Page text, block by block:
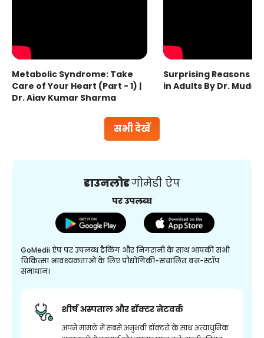
सभी देखें
Metabolic Syndrome: Take
Care of Your Heart (Part - 1) |
Dr. Ajay Kumar Sharma
Surprising Reasons
in Adults By Dr.
डाउनलोडगोमेडी ऐप
पर उपलब्ध
GoMedii ऐप पर उपलब्ध ट्रैकिंग और निगरानी के साथ आपकी सभी
चिकित्सा आवश्यकताओं के लिए प्रौद्योगिकी-संचालित वन-स्टॉप
समाधान।
शीर्ष अस्पताल और डॉक्टर नेटवर्क
अपने मामले में सबसे अनुभवी डॉक्टरों के साथ अत्याधुनिक